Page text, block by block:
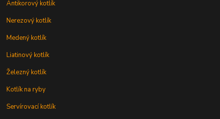
Antikorový kotlík
Nerezový kotlík
Medený kotlík
Liatinový kotlík
Železný kotlík
Kotlík na ryby
Servírovací kotlík